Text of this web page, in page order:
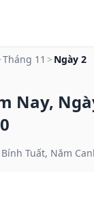
Tháng 11 > Ngày 2
Nay,
Tuất, Năm